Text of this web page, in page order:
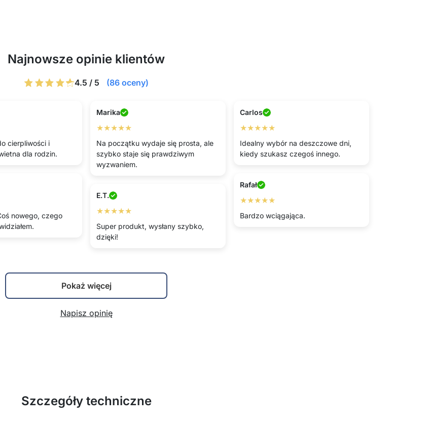
Najnowsze opinie klientów
4.5 / 5 (86 oceny)
cierpliwości i
dla rodzin.
Marika
★★★★★
Na początku wydaje się prosta, ale
szybko staje się prawdziwym
wyzwaniem.
Carlos
★★★★★
Idealny wybór na deszczowe dni,
kiedy szukasz czegoś innego.
nowego, czego
Rafał
★★★★★
Bardzo wciągająca.
E.T.
★★★★★
Super produkt, wysłany szybko,
dzięki!
Pokaż więcej
Napisz opinię
Szczegóły techniczne